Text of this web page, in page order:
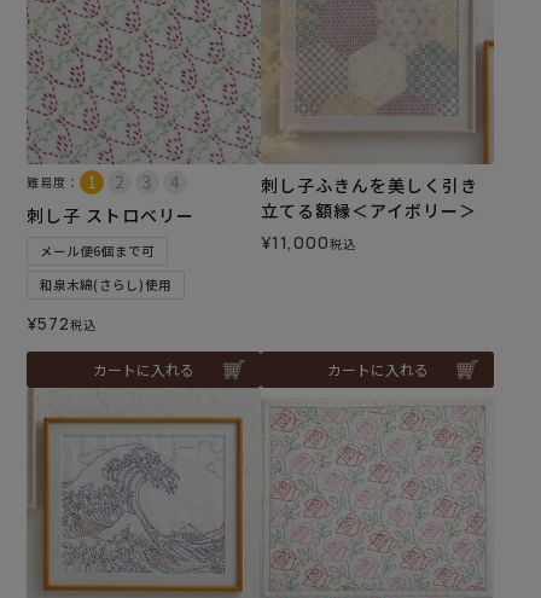
難易度：
刺し子 ストロベリー
メール便6個まで可
和泉木綿(さらし)使用
¥572税込
カートに入れる
刺し子ふきんを美しく引き
立てる額縁＜アイボリー＞
¥11,000税込
カートに入れる